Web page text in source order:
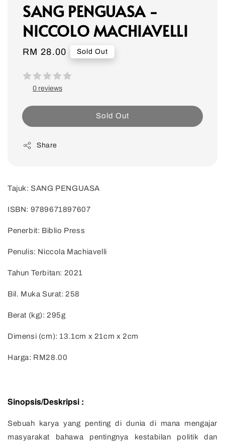
SANG PENGUASA -
NICCOLO MACHIAVELLI
Regular
RM 28.00 Sold Out
0 reviews
Sold Out
Share
Tajuk: SANG PENGUASA
ISBN: 9789671897607
Penerbit: Biblio Press
Penulis: Niccola Machiavelli
Tahun Terbitan: 2021
Bil. Muka Surat: 258
Berat (kg): 295g
Dimensi (cm): 13.1cm x 21cm x 2cm
Harga: RM28.00
Sinopsis/Deskripsi :
Sebuah karya yang penting di dunia di mana mengajar
masyarakat bahawa pentingnya kestabilan politik dan